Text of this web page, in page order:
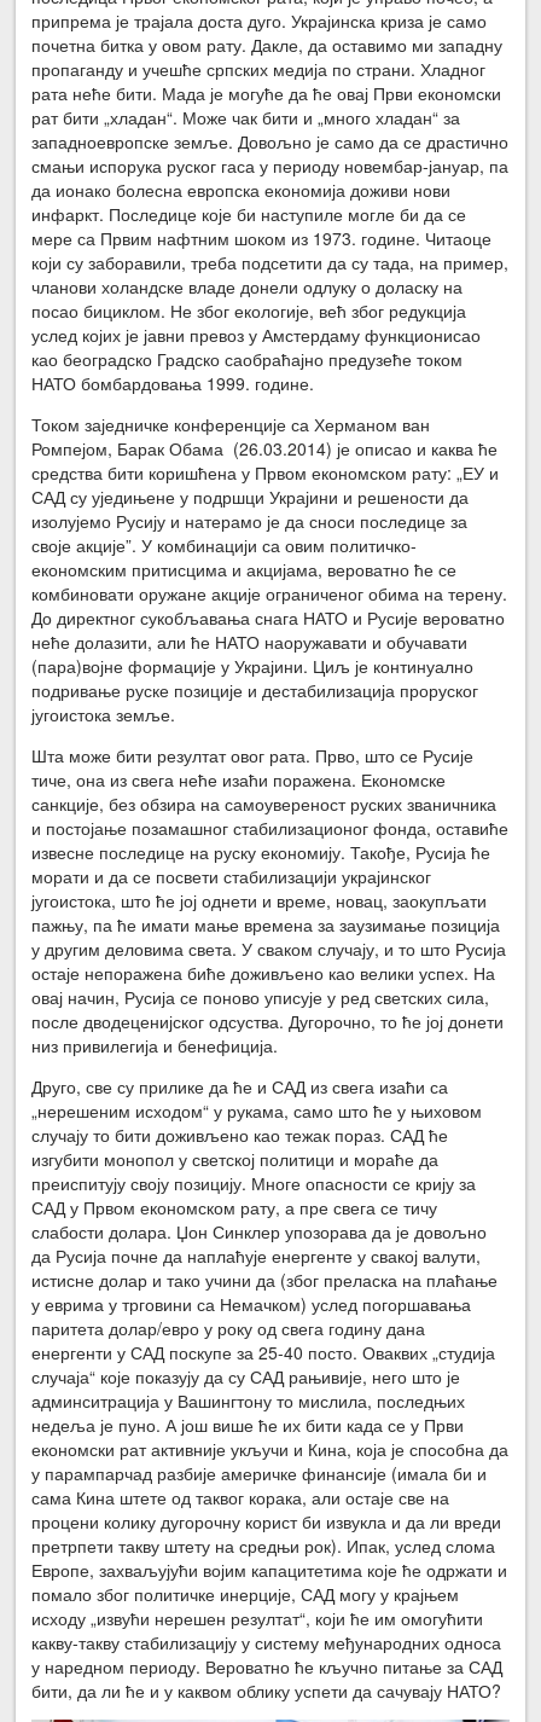
припрема је трајала доста дуго. Украјинска криза је само
почетна битка у овом рату. Дакле, да оставимо ми западну
пропаганду и учешће српских медија по страни. Хладног
рата неће бити. Мада је могуће да ће овај Први економски
рат бити „хладан“. Може чак бити и „много хладан“ за
западноевропске земље. Довољно је само да се драстично
смањи испорука руског гаса у периоду новембар-јануар, па
да ионако болесна европска економија доживи нови
инфаркт. Последице које би наступиле могле би да се
мере са Првим нафтним шоком из 1973. године. Читаоце
који су заборавили, треба подсетити да су тада, на пример,
чланови холандске владе донели одлуку о доласку на
посао бициклом. Не због екологије, већ због редукција
услед којих је јавни превоз у Амстердаму функционисао
као београдско Градско саобраћајно предузеће током
НАТО бомбардовања 1999. године.
Током заједничке конференције са Херманом ван
Ромпејом, Барак Обама (26.03.2014) је описао и каква ће
средства бити коришћена у Првом економском рату: „ЕУ и
САД су уједињене у подршци Украјини и решености да
изолујемо Русију и натерамо је да сноси последице за
своје акције”. У комбинацији са овим политичко-
економским притисцима и акцијама, вероватно ће се
комбиновати оружане акције ограниченог обима на терену.
До директног сукобљавања снага НАТО и Русије вероватно
неће долазити, али ће НАТО наоружавати и обучавати
(пара)војне формације у Украјини. Циљ је континуално
подривање руске позиције и дестабилизација проруског
југоистока земље.
Шта може бити резултат овог рата. Прво, што се Русије
тиче, она из свега неће изаћи поражена. Економске
санкције, без обзира на самоувереност руских званичника
и постојање позамашног стабилизационог фонда, оставиће
извесне последице на руску економију. Такође, Русија ће
морати и да се посвети стабилизацији украјинског
југоистока, што ће јој однети и време, новац, заокупљати
пажњу, па ће имати мање времена за заузимање позиција
у другим деловима света. У сваком случају, и то што Русија
остаје непоражена биће доживљено као велики успех. На
овај начин, Русија се поново уписује у ред светских сила,
после дводеценијског одсуства. Дугорочно, то ће јој донети
низ привилегија и бенефиција.
Друго, све су прилике да ће и САД из свега изаћи са
„нерешеним исходом“ у рукама, само што ће у њиховом
случају то бити доживљено као тежак пораз. САД ће
изгубити монопол у светској политици и мораће да
преиспитују своју позицију. Многе опасности се крију за
САД у Првом економском рату, а пре свега се тичу
слабости долара. Џон Синклер упозорава да је довољно
да Русија почне да наплаћује енергенте у свакој валути,
истисне долар и тако учини да (због преласка на плаћање
у еврима у трговини са Немачком) услед погоршавања
паритета долар/евро у року од свега годину дана
енергенти у САД поскупе за 25-40 посто. Оваквих „студија
случаја“ које показују да су САД рањивије, него што је
админситрација у Вашингтону то мислила, последњих
недеља је пуно. А још више ће их бити када се у Први
економски рат активније укључи и Кина, која је способна да
у парампарчад разбије америчке финансије (имала би и
сама Кина штете од таквог корака, али остаје све на
процени колику дугорочну корист би извукла и да ли вреди
претрпети такву штету на средњи рок). Ипак, услед слома
Европе, захваљујући војим капацитетима које ће одржати и
помало због политичке инерције, САД могу у крајњем
исходу „извући нерешен резултат“, који ће им омогућити
какву-такву стабилизацију у систему међународних односа
у наредном периоду. Вероватно ће кључно питање за САД
бити, да ли ће и у каквом облику успети да сачувају НАТО?